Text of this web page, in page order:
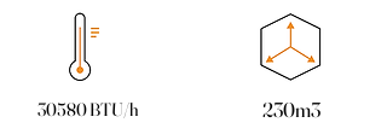
30580 BTU/h 230m3